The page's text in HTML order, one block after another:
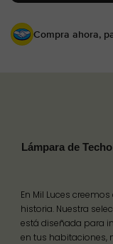
Compra ahora,
Lámpara de
En Mil Luces
historia. Nuestra
está diseñada para
en tus habitaciones,